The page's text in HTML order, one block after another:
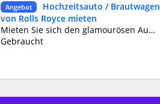
Angebot
Hochzeitsauto / Brautwagen
von Rolls Royce mieten
Mieten Sie sich den glamourösen Auftritt, ob Opernball, Theaterbesuche, Abifeier, Lady-Days oder Shoppingtouren - es ist ein Hingucker. Standesamt oder kirchliche Trauung, wir sogen für die unvergessliche Fahrt ins Glück. Für einen besonderen Anlass oder für einfach mal so. Ich fahre Sie Stilvoll an Ihr Wunschziel. Warte oder hole Sie zur vereinbarten Zeit wieder ab. Einen Rolls-Royce zu besitzen ist ein ebenso einzigartiges Erlebnis, wie in ihm zu fahren. Wir lassen Sie an diesem einmaligen Erlebnis teilhaben. Mieten Sie sich einen Erlebnistag mit einem unseren Rolls-Royce incl. Chauffeur (Stundenweise möglich). Ein Oldtimer, der seines Gleichen sucht. Ein elegantes dahin gleiten in einem der wohlbekanntesten Wagen der Autogeschichte. Diese Wagen durfte in keinem Fuhrpark der Königshäuser und Staatoberhäuptern fehlen. Ein Historisches Fahrzeug das bis heute sein majestätisches Flair nicht verloren hat.
Gebraucht